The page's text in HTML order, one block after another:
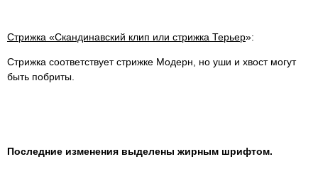
Стрижка «Скандинавский клип или стрижка Терьер»:
Стрижка соответствует стрижке Модерн, но уши и хвост могут
быть побриты.
Последние изменения выделены жирным шрифтом.